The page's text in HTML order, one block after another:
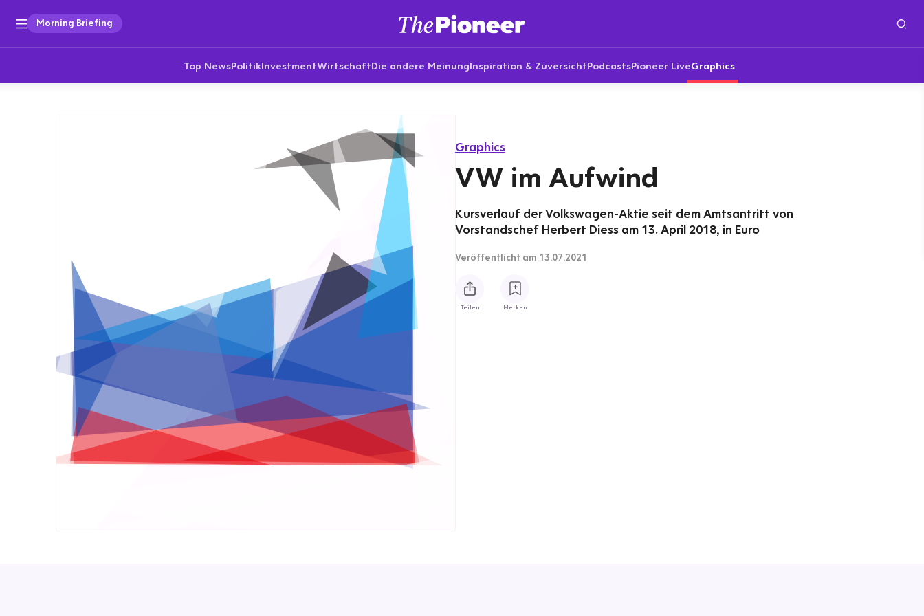
Morning Briefing
Top NewsPolitikInvestmentWirtschaftDie andere MeinungInspiration & ZuversichtPodcastsPioneer LiveGraphics
Graphics
VW im Aufwind
Kursverlauf der Volkswagen-Aktie seit dem Amtsantritt von
Vorstandschef Herbert Diess am 13. April 2018, in Euro
Veröffentlicht am 13.07.2021
Teilen Merken